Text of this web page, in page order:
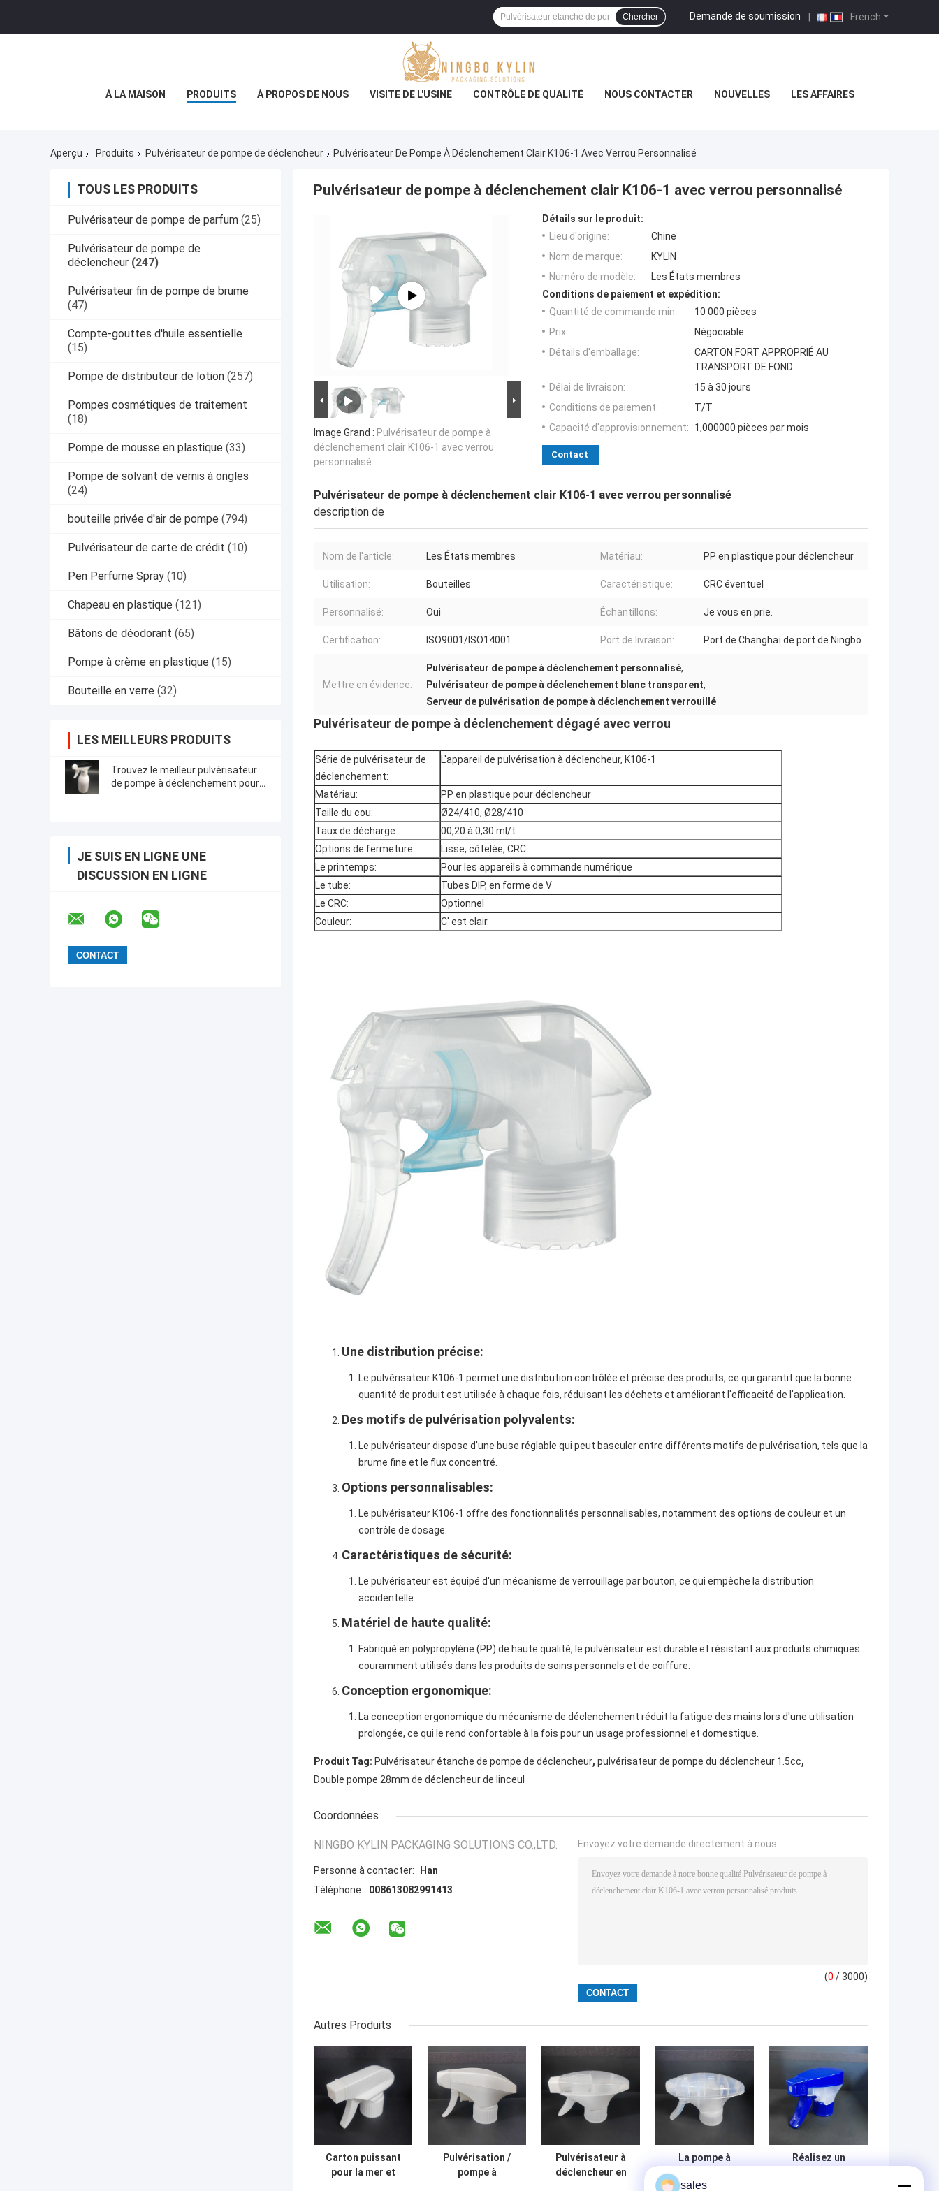
French
Demande de soumission |
Chercher
À LA MAISON PRODUITS À PROPOS DE NOUS VISITE DE L'USINE CONTRÔLE DE QUALITÉ NOUS CONTACTER NOUVELLES LES AFFAIRES
Aperçu Produits Pulvérisateur de pompe de déclencheur Pulvérisateur De Pompe À Déclenchement Clair K106-1 Avec Verrou Personnalisé
TOUS LES PRODUITS
Pulvérisateur de pompe de parfum (25)
Pulvérisateur de pompe de
déclencheur (247)
Pulvérisateur fin de pompe de brume
(47)
Compte-gouttes d'huile essentielle
(15)
Pompe de distributeur de lotion (257)
Pompes cosmétiques de traitement
(18)
Pompe de mousse en plastique (33)
Pompe de solvant de vernis à ongles
(24)
bouteille privée d'air de pompe (794)
Pulvérisateur de carte de crédit (10)
Pen Perfume Spray (10)
Chapeau en plastique (121)
Bâtons de déodorant (65)
Pompe à crème en plastique (15)
Bouteille en verre (32)
LES MEILLEURS PRODUITS
Trouvez le meilleur pulvérisateur
de pompe à déclenchement pour
JE SUIS EN LIGNE UNE
DISCUSSION EN LIGNE
Pulvérisateur de pompe à déclenchement clair K106-1 avec verrou personnalisé
Image Grand : Pulvérisateur de pompe à
déclenchement clair K106-1 avec verrou
personnalisé
Détails sur le produit:
Lieu d'origine:
Chine
Nom de marque:
KYLIN
Numéro de modèle:
Les États membres
Conditions de paiement et expédition:
Quantité de commande min:
10 000 pièces
Prix:
Négociable
Détails d'emballage:
CARTON FORT APPROPRIÉ AU
TRANSPORT DE FOND
Délai de livraison:
15 à 30 jours
Conditions de paiement:
T/T
Capacité d'approvisionnement:
1,000000 pièces par mois
Contact
Pulvérisateur de pompe à déclenchement clair K106-1 avec verrou personnalisé
description de
Nom de l'article: Les États membres Matériau: PP en plastique pour déclencheur
Utilisation: Bouteilles Caractéristique: CRC éventuel
Personnalisé: Oui Échantillons: Je vous en prie.
Certification: ISO9001/ISO14001 Port de livraison: Port de Changhaï de port de Ningbo
Mettre en évidence:
Pulvérisateur de pompe à déclenchement personnalisé,
Pulvérisateur de pompe à déclenchement blanc transparent,
Serveur de pulvérisation de pompe à déclenchement verrouillé
Pulvérisateur de pompe à déclenchement dégagé avec verrou
Série de pulvérisateur de
déclenchement:
L'appareil de pulvérisation à déclencheur, K106-1
Matériau:
PP en plastique pour déclencheur
Taille du cou:
Ø24/410, Ø28/410
Taux de décharge:
00,20 à 0,30 ml/t
Options de fermeture:
Lisse, côtelée, CRC
Le printemps:
Pour les appareils à commande numérique
Le tube:
Tubes DIP, en forme de V
Le CRC:
Optionnel
Couleur:
C' est clair.
Une distribution précise:
Le pulvérisateur K106-1 permet une distribution contrôlée et précise des produits, ce qui garantit que la bonne
quantité de produit est utilisée à chaque fois, réduisant les déchets et améliorant l'efficacité de l'application.
Des motifs de pulvérisation polyvalents:
Le pulvérisateur dispose d'une buse réglable qui peut basculer entre différents motifs de pulvérisation, tels que la
brume fine et le flux concentré.
Options personnalisables:
Le pulvérisateur K106-1 offre des fonctionnalités personnalisables, notamment des options de couleur et un
contrôle de dosage.
Caractéristiques de sécurité:
Le pulvérisateur est équipé d'un mécanisme de verrouillage par bouton, ce qui empêche la distribution
accidentelle.
Matériel de haute qualité:
Fabriqué en polypropylène (PP) de haute qualité, le pulvérisateur est durable et résistant aux produits chimiques
couramment utilisés dans les produits de soins personnels et de coiffure.
Conception ergonomique:
La conception ergonomique du mécanisme de déclenchement réduit la fatigue des mains lors d'une utilisation
prolongée, ce qui le rend confortable à la fois pour un usage professionnel et domestique.
Produit Tag: Pulvérisateur étanche de pompe de déclencheur, pulvérisateur de pompe du déclencheur 1.5cc,
Double pompe 28mm de déclencheur de linceul
Coordonnées
NINGBO KYLIN PACKAGING SOLUTIONS CO.,LTD.
Personne à contacter:
Han
Téléphone:
008613082991413
Envoyez votre demande directement à nous
(0 / 3000)
Autres Produits
Carton puissant
pour la mer et
Pulvérisation /
pompe à
Pulvérisateur à
déclencheur en
La pompe à
pulvérisation à
Réalisez un
sales